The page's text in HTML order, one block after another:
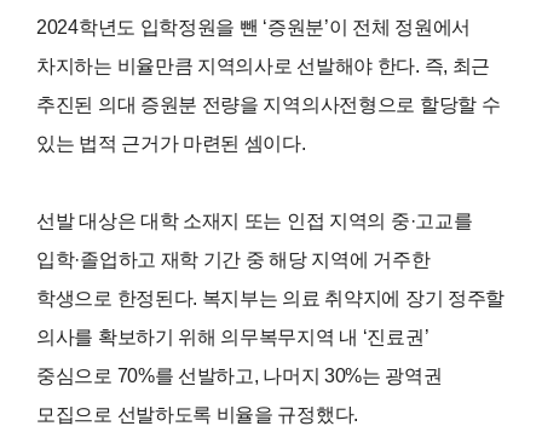
2024학년도 입학정원을 뺀 ‘증원분’이 전체 정원에서
차지하는 비율만큼 지역의사로 선발해야 한다. 즉, 최근
추진된 의대 증원분 전량을 지역의사전형으로 할당할 수
있는 법적 근거가 마련된 셈이다.
선발 대상은 대학 소재지 또는 인접 지역의 중·고교를
입학·졸업하고 재학 기간 중 해당 지역에 거주한
학생으로 한정된다. 복지부는 의료 취약지에 장기 정주할
의사를 확보하기 위해 의무복무지역 내 ‘진료권’
중심으로 70%를 선발하고, 나머지 30%는 광역권
모집으로 선발하도록 비율을 규정했다.